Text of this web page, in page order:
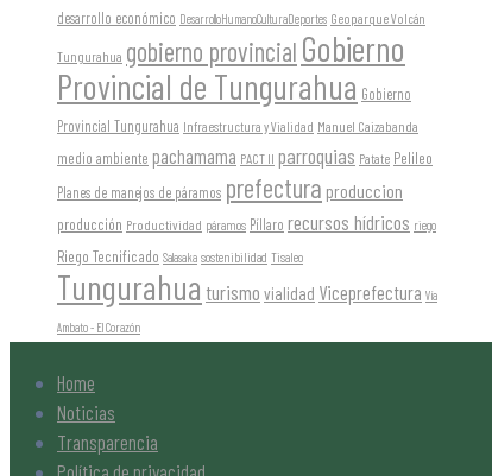
desarrollo económico DesarrolloHumanoCulturaDeportes Geoparque Volcán
Tungurahua gobierno provincial Gobierno
Provincial de Tungurahua Gobierno
Provincial Tungurahua Infraestructura y Vialidad Manuel Caizabanda
medio ambiente pachamama PACT II parroquias Patate Pelileo
Planes de manejos de páramos prefectura produccion
producción Productividad páramos Píllaro recursos hídricos riego
Riego Tecnificado Salasaka sostenibilidad Tisaleo
Tungurahua turismo vialidad Viceprefectura Vía
Ambato - El Corazón
Home
Noticias
Transparencia
Política de privacidad